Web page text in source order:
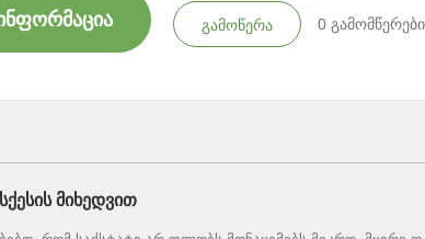
გამოწერა 0 გამომწერები
მიხედვით